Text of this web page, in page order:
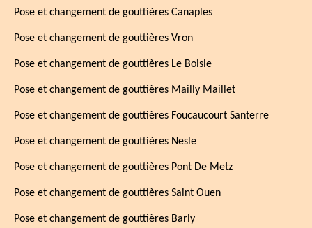
Pose et changement de gouttières Canaples
Pose et changement de gouttières Vron
Pose et changement de gouttières Le Boisle
Pose et changement de gouttières Mailly Maillet
Pose et changement de gouttières Foucaucourt Santerre
Pose et changement de gouttières Nesle
Pose et changement de gouttières Pont De Metz
Pose et changement de gouttières Saint Ouen
Pose et changement de gouttières Barly